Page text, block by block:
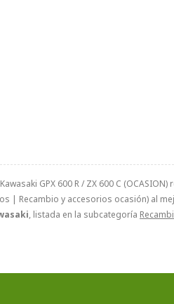
GPX 600 R / ZX 600 C
| Recambio y accesorios ocasión) al
, listada en la subcategoría